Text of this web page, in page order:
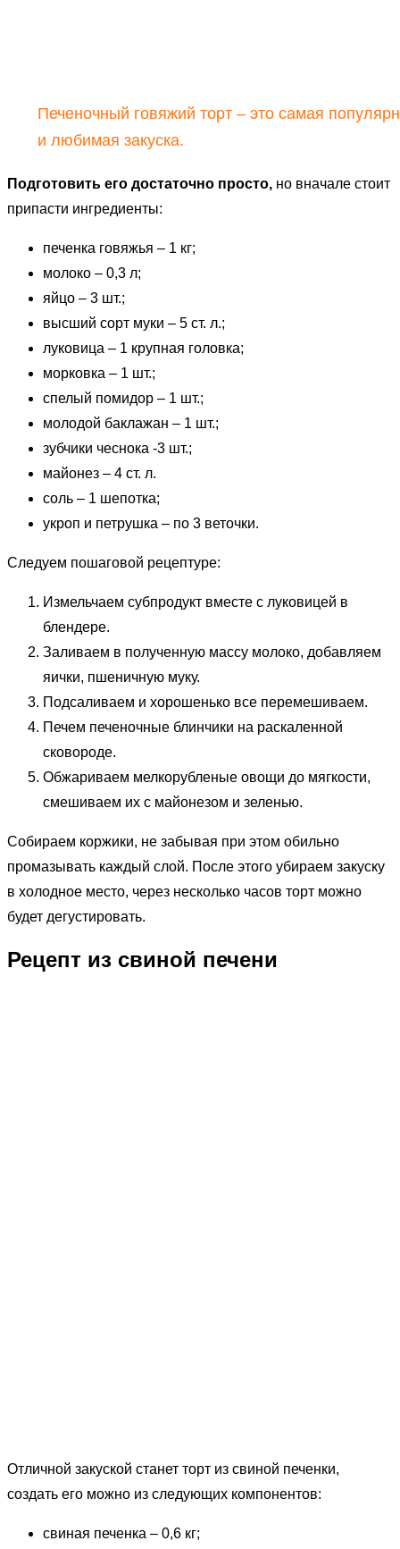
Печеночный говяжий торт – это самая
и любимая закуска.
Подготовить его достаточно просто, но вначале стоит
припасти ингредиенты:
печенка говяжья – 1 кг;
молоко – 0,3 л;
яйцо – 3 шт.;
высший сорт муки – 5 ст. л.;
луковица – 1 крупная головка;
морковка – 1 шт.;
спелый помидор – 1 шт.;
молодой баклажан – 1 шт.;
зубчики чеснока -3 шт.;
майонез – 4 ст. л.
соль – 1 шепотка;
укроп и петрушка – по 3 веточки.
Следуем пошаговой рецептуре:
Измельчаем субпродукт вместе с луковицей в
блендере.
Заливаем в полученную массу молоко, добавляем
яички, пшеничную муку.
Подсаливаем и хорошенько все перемешиваем.
Печем печеночные блинчики на раскаленной
сковороде.
Обжариваем мелкорубленые овощи до мягкости,
смешиваем их с майонезом и зеленью.
Собираем коржики, не забывая при этом обильно
промазывать каждый слой. После этого убираем закуску
в холодное место, через несколько часов торт можно
будет дегустировать.
Рецепт из свиной печени
Отличной закуской станет торт из свиной печенки,
создать его можно из следующих компонентов:
свиная печенка – 0,6 кг;